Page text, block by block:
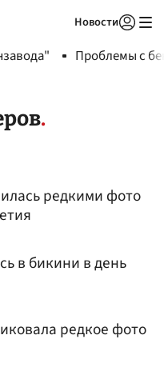
Новости
Проблемы с
редкими фото
в бикини в день
редкое фото